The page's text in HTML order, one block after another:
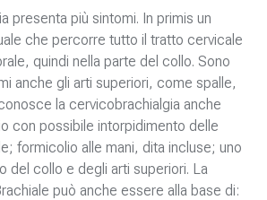
presenta più sintomi. In primis un
che percorre tutto il tratto cervicale
quindi nella parte del collo. Sono
anche gli arti superiori, come spalle,
la cervicobrachialgia anche
con possibile intorpidimento delle
formicolio alle mani, dita incluse; uno
del collo e degli arti superiori. La
può anche essere alla base di: